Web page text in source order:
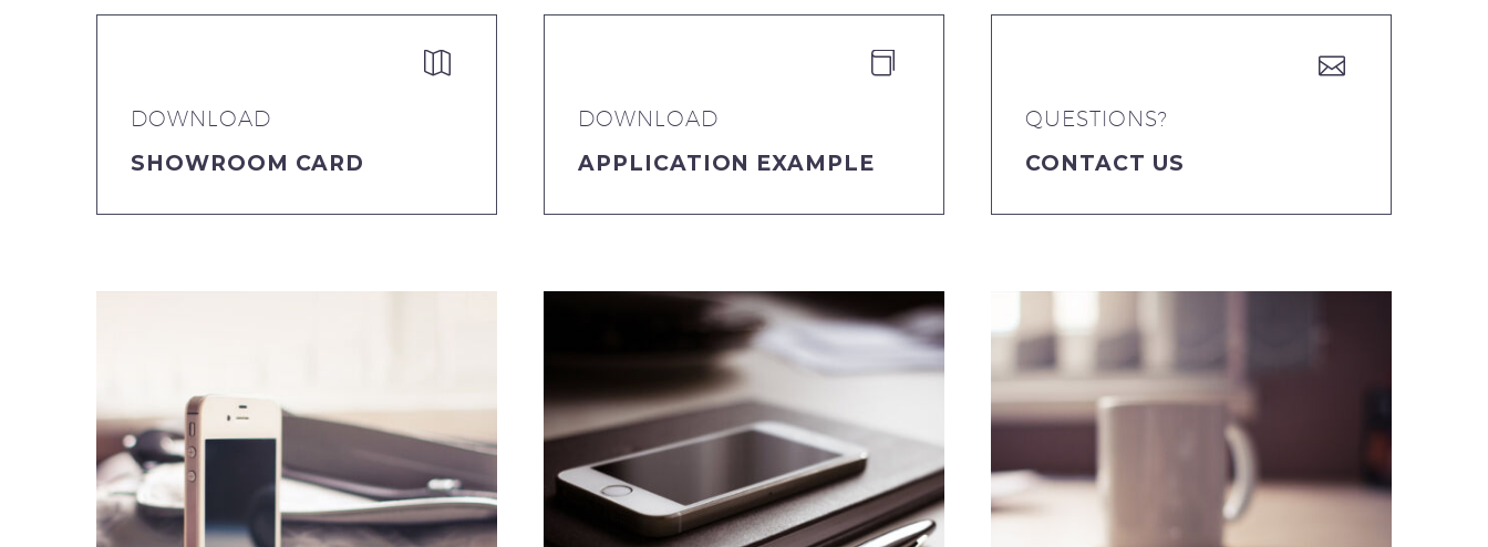


DOWNLOAD
SHOWROOM CARD


DOWNLOAD
APPLICATION EXAMPLE


QUESTIONS?
CONTACT US